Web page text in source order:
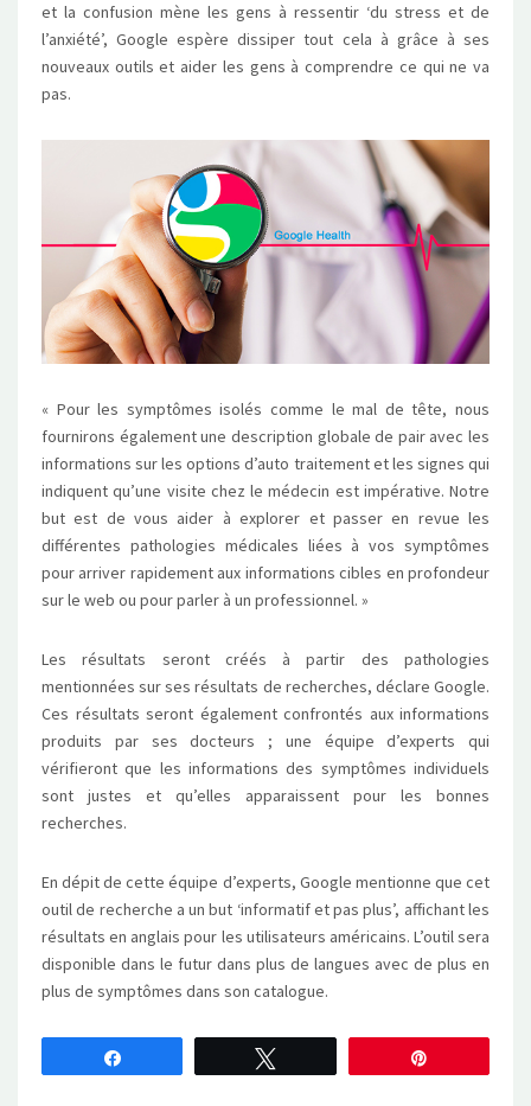
et la confusion mène les gens à ressentir ‘du stress et de
l’anxiété’, Google espère dissiper tout cela à grâce à ses
nouveaux outils et aider les gens à comprendre ce qui ne va
pas.
« Pour les symptômes isolés comme le mal de tête, nous
fournirons également une description globale de pair avec les
informations sur les options d’auto traitement et les signes qui
indiquent qu’une visite chez le médecin est impérative. Notre
but est de vous aider à explorer et passer en revue les
différentes pathologies médicales liées à vos symptômes
pour arriver rapidement aux informations cibles en profondeur
sur le web ou pour parler à un professionnel. »
Les résultats seront créés à partir des pathologies
mentionnées sur ses résultats de recherches, déclare Google.
Ces résultats seront également confrontés aux informations
produits par ses docteurs ; une équipe d’experts qui
vérifieront que les informations des symptômes individuels
sont justes et qu’elles apparaissent pour les bonnes
recherches.
En dépit de cette équipe d’experts, Google mentionne que cet
outil de recherche a un but ‘informatif et pas plus’, affichant les
résultats en anglais pour les utilisateurs américains. L’outil sera
disponible dans le futur dans plus de langues avec de plus en
plus de symptômes dans son catalogue.